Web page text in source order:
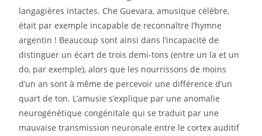
langagières intactes. Che Guevara, amusique célèbre,
était par exemple incapable de reconnaître l’hymne
argentin ! Beaucoup sont ainsi dans l’incapacité de
distinguer un écart de trois demi-tons (entre un la et un
do, par exemple), alors que les nourrissons de moins
d’un an sont à même de percevoir une différence d’un
quart de ton. L’amusie s’explique par une anomalie
neurogénétique congénitale qui se traduit par une
mauvaise transmission neuronale entre le cortex auditif